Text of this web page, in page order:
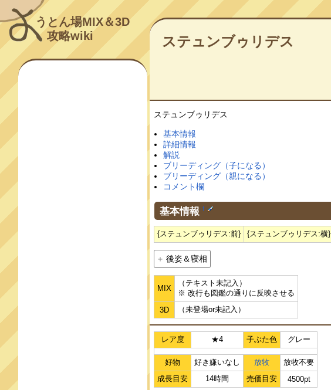
うとん場MIX＆3D
攻略wiki
ステュンブゥリデス
ステュンブゥリデス
基本情報
詳細情報
解説
ブリーディング（子になる）
ブリーディング（親になる）
コメント欄
基本情報 †
{ステュンブゥリデス:前} {ステュンブゥリデス:横}
後姿＆寝相
MIX
（テキスト未記入）
※ 改行も図鑑の通りに反映させる
3D
（未登場or未記入）
レア度 ★4 子ぶた色 グレー
好物 好き嫌いなし 放牧
放牧不要
成長目安
14時間 売価目安 4500pt